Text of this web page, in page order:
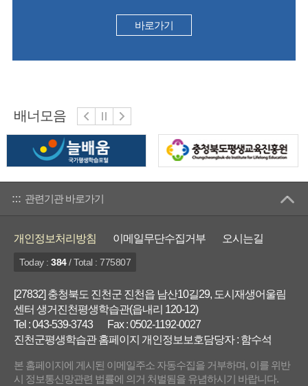
바로가기
배너모음
개인정보처리방침 이메일무단수집거부 오시는길
Today : 384/ Total : 775807
관련기관 바로가기
[27832] 충청북도 진천군 진천읍 남산10길29, 도시재생어울림
센터 생거진천평생학습관(읍내리 120-12)
Tel : 043-539-3743
Fax : 0502-1192-0027
진천군평생학습관 홈페이지 개인정보보호담당자 : 함수석
본 홈페이지에 게시된 이메일주소 자동수집을 거부하며, 이를 위반
시 정보통신망관련 법률에 의거 처벌됨을 유념하시기 바랍니다.